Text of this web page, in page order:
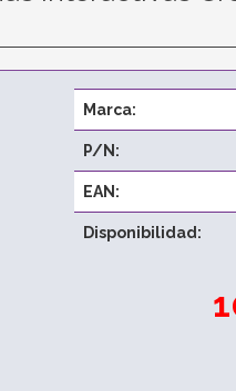
Marca:
P/N:
EAN:
Disponibilidad: